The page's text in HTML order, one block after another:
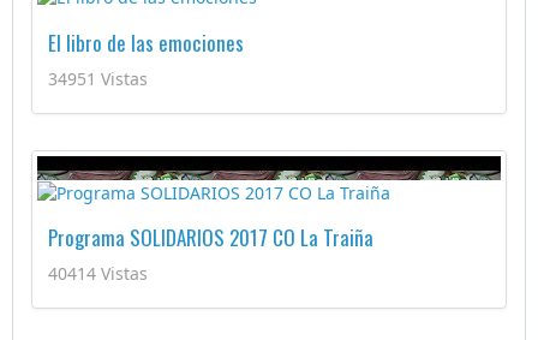
El libro de las emociones
34951 Vistas
Programa SOLIDARIOS 2017 CO La Traiña
40414 Vistas